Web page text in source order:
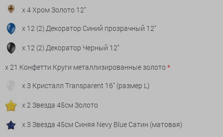
x 4 Хром Золото 12"
x 12 (2) Декоратор Синий прозрачный 12"
x 12 (2) Декоратор Черный 12"
x 21 Конфетти Круги металлизированные золото *
x 3 Кристалл Transparent 16" (размер L)
x 2 Звезда 45см Золото
x 3 Звезда 45см Синяя Nevy Blue Сатин (матовая)